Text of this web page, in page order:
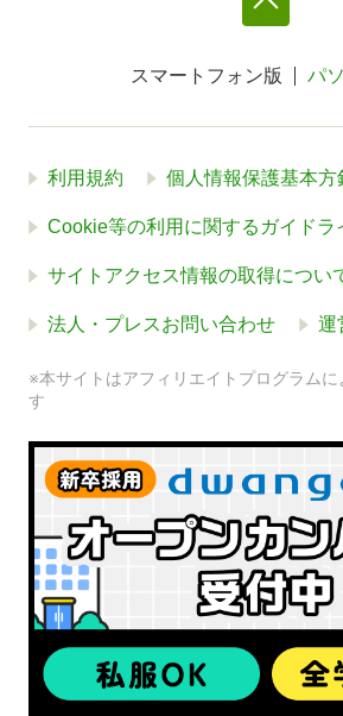
スマートフォン版 パ
利用規約 個人情報保護基本方
Cookie等の利用に関するガイドラ
サイトアクセス情報の取得につい
法人・プレスお問い合わせ 運
※本サイトはアフィリエイトプログラムに
す